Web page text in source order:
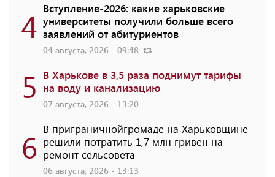
4 Вступление-2026: какие харьковские
университеты получили больше всего
заявлений от абитуриентов
04 августа, 2026 - 09:48
5 В Харькове в 3,5 раза поднимут тарифы
на воду и канализацию
07 августа, 2026 - 13:20
6 В приграничнойгромаде на Харьковщине
решили потратить 1,7 млн ​​гривен на
ремонт сельсовета
06 августа, 2026 - 13:13